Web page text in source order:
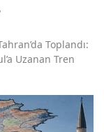
Toplandı:
Uzanan Tren